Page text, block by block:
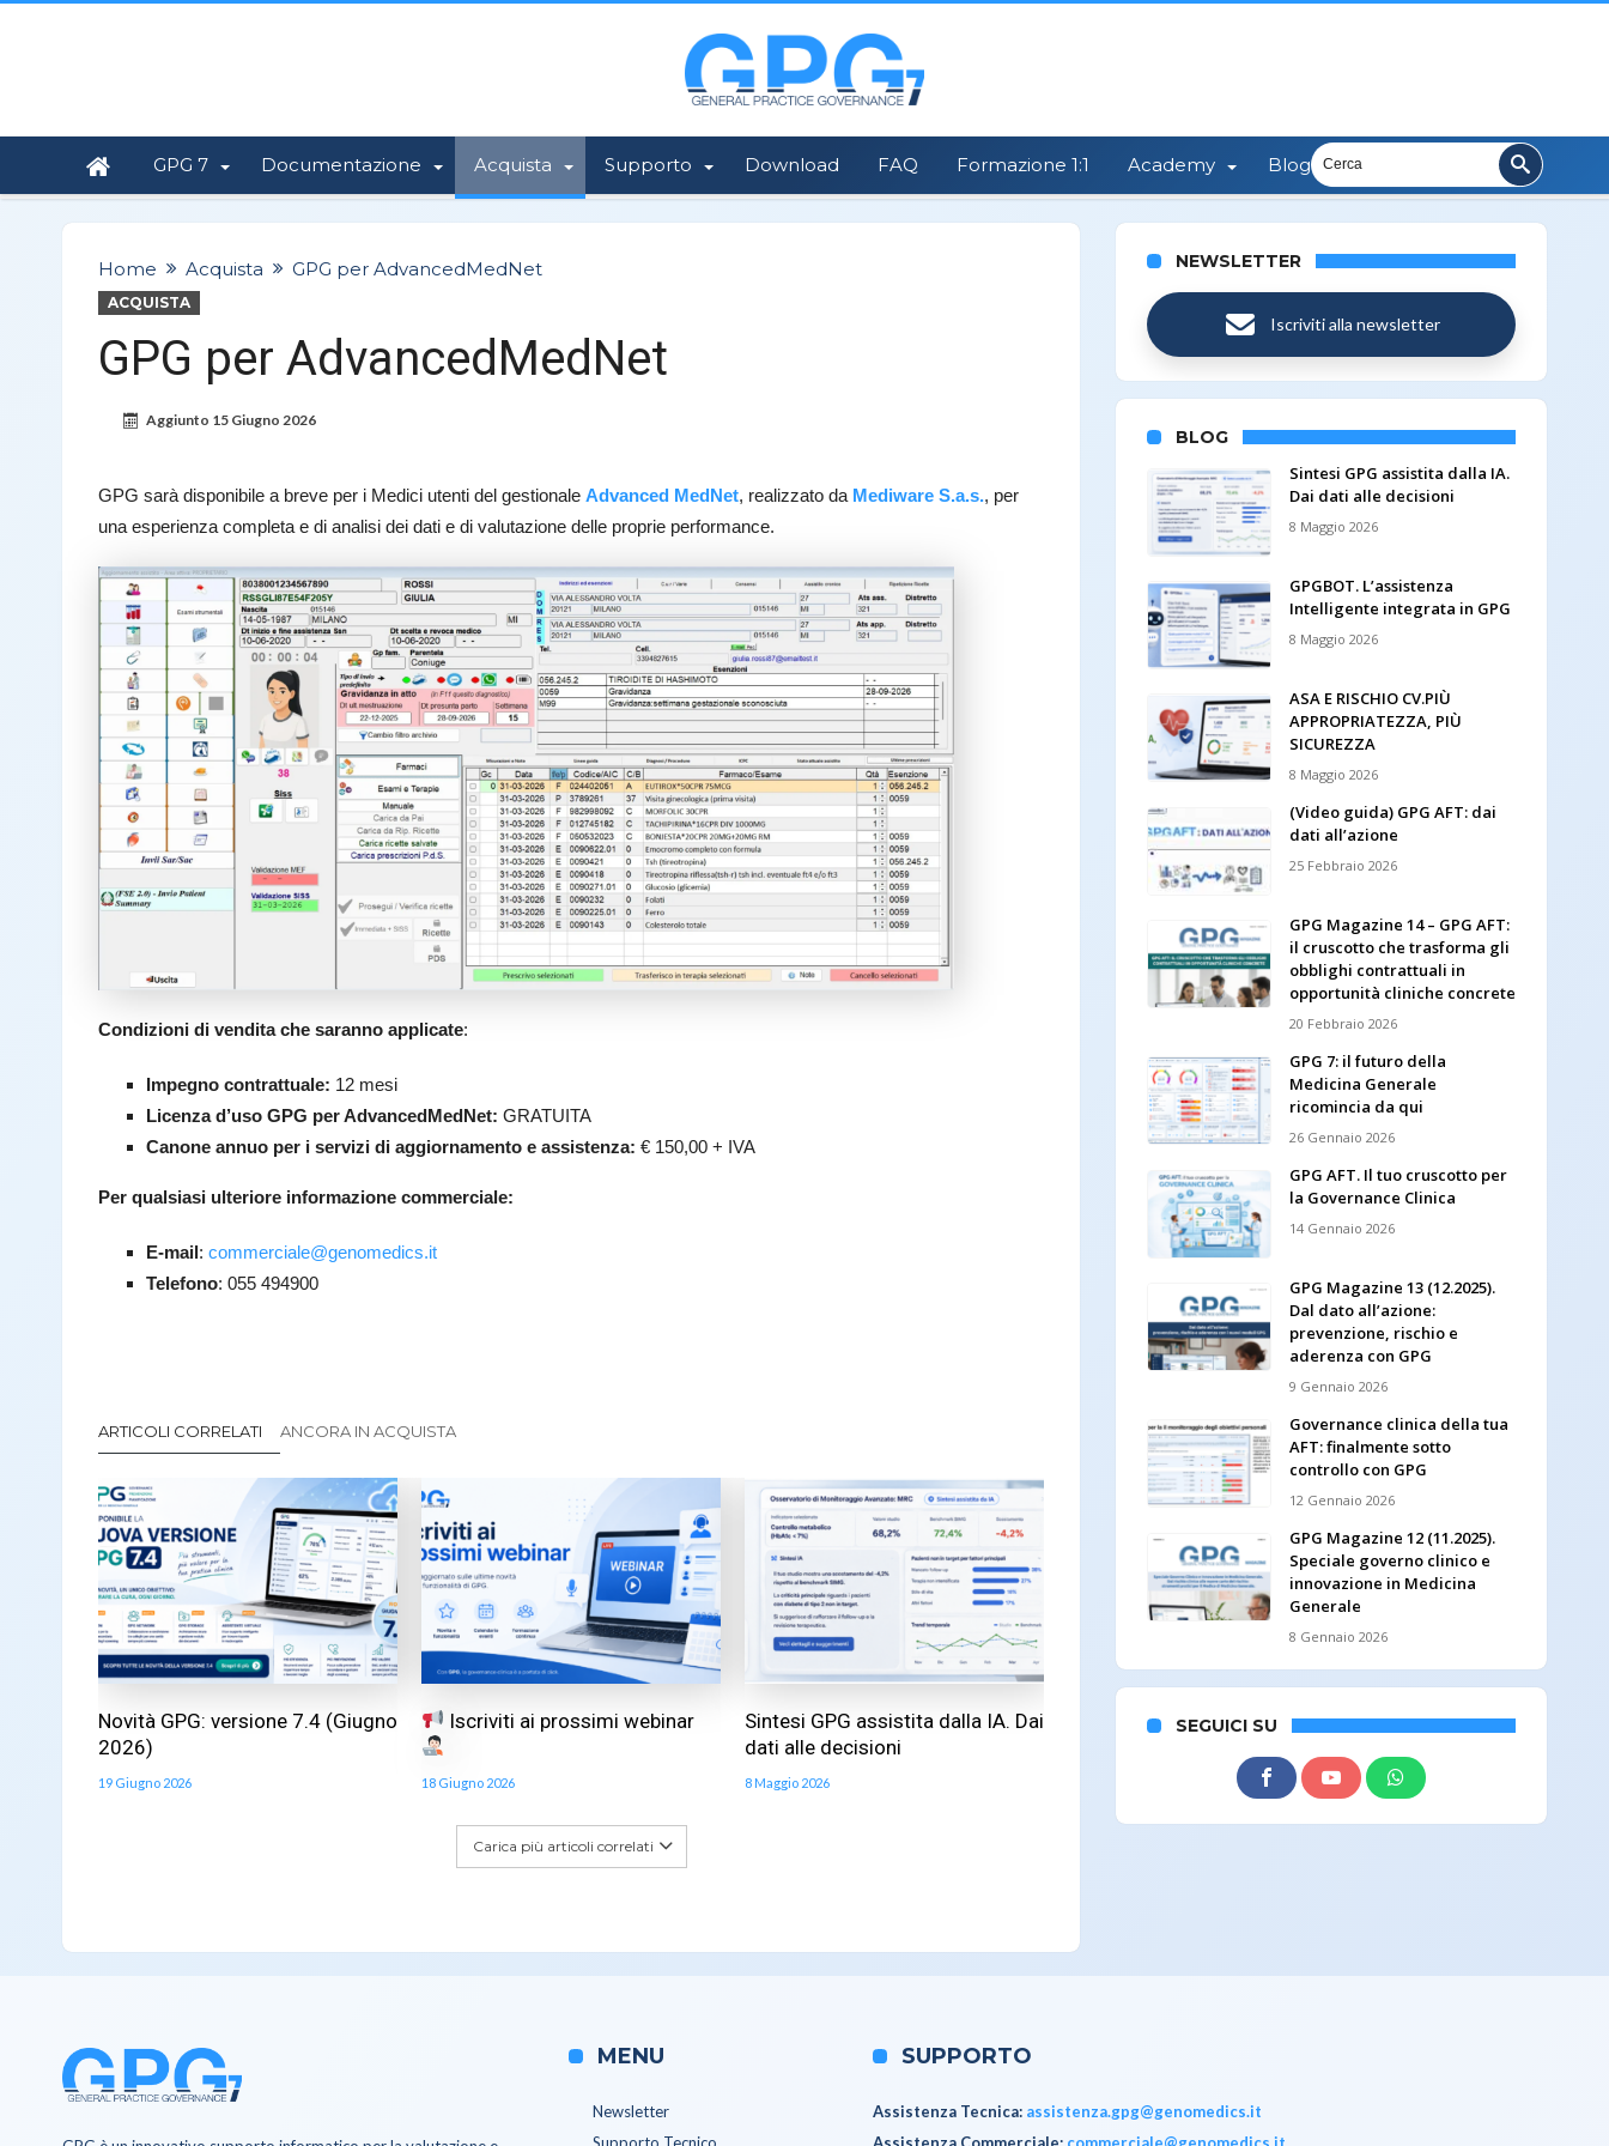
GPG 7 Documentazione Acquista Supporto Download FAQ Formazione 1:1 Academy Blog
Home Acquista GPG per AdvancedMedNet
ACQUISTA
GPG per AdvancedMedNet
Aggiunto 15 Giugno 2026
GPG sarà disponibile a breve per i Medici utenti del gestionale Advanced MedNet, realizzato da Mediware S.a.s., per
una esperienza completa e di analisi dei dati e di valutazione delle proprie performance.
Condizioni di vendita che saranno applicate:
Impegno contrattuale: 12 mesi
Licenza d’uso GPG per AdvancedMedNet: GRATUITA
Canone annuo per i servizi di aggiornamento e assistenza: € 150,00 + IVA
Per qualsiasi ulteriore informazione commerciale:
E-mail: commerciale@genomedics.it
Telefono: 055 494900
ARTICOLI CORRELATI ANCORA IN ACQUISTA
Novità GPG: versione 7.4 (Giugno
2026)
19 Giugno 2026
Iscriviti ai prossimi webinar
18 Giugno 2026
Sintesi GPG assistita dalla IA. Dai
dati alle decisioni
8 Maggio 2026
Carica più articoli correlati
NEWSLETTER
Iscriviti alla newsletter
BLOG
Sintesi GPG assistita dalla IA.
Dai dati alle decisioni
8 Maggio 2026
GPGBOT. L’assistenza
Intelligente integrata in GPG
8 Maggio 2026
ASA E RISCHIO CV.PIÙ
APPROPRIATEZZA, PIÙ
SICUREZZA
8 Maggio 2026
(Video guida) GPG AFT: dai
dati all’azione
25 Febbraio 2026
GPG Magazine 14 – GPG AFT:
il cruscotto che trasforma gli
obblighi contrattuali in
opportunità cliniche concrete
20 Febbraio 2026
GPG 7: il futuro della
Medicina Generale
ricomincia da qui
26 Gennaio 2026
GPG AFT. Il tuo cruscotto per
la Governance Clinica
14 Gennaio 2026
GPG Magazine 13 (12.2025).
Dal dato all’azione:
prevenzione, rischio e
aderenza con GPG
9 Gennaio 2026
Governance clinica della tua
AFT: finalmente sotto
controllo con GPG
12 Gennaio 2026
GPG Magazine 12 (11.2025).
Speciale governo clinico e
innovazione in Medicina
Generale
8 Gennaio 2026
SEGUICI SU
MENU
Newsletter
Supporto Tecnico
SUPPORTO
Assistenza Tecnica: assistenza.gpg@genomedics.it
Assistenza Commerciale: commerciale@genomedics.it